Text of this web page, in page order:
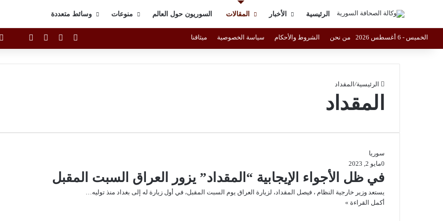
الرئيسية الأخبار المقالات السوريون حول العالم منوعات وسائط متعددة
الخميس - 6 أغسطس 2026 من نحن الشروط والأحكام سياسة الخصوصية ميثاقنا فيسبوك يوتيوبانستقرام
الرئيسية/المقداد
المقداد
سوريا
مايو 2, 20230
في ظل الأجواء الإيجابية “المقداد” يزور العراق السبت المقبل
يستعد وزير خارجية النظام ، فيصل المقداد، لزيارة العراق يوم السبت المقبل، في أول زيارة له إلى بغداد منذ توليه…
أكمل القراءة »